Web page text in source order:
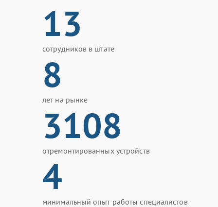
13
сотрудников в штате
8
лет на рынке
3108
отремонтированных устройств
4
минимальный опыт работы специалистов